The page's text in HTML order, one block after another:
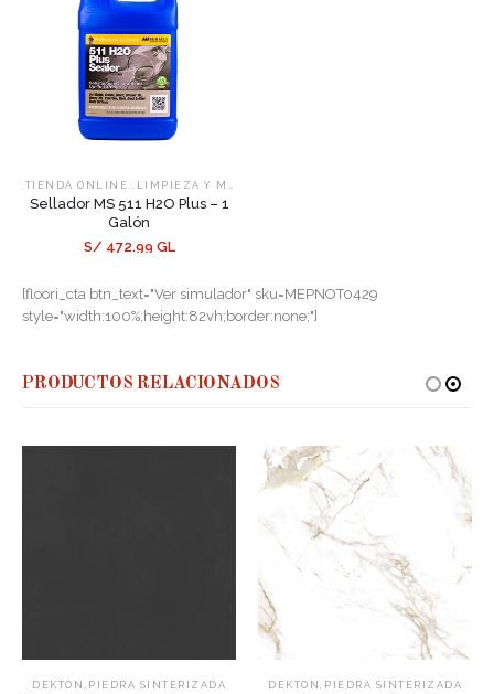
.TIENDA ONLINE. , LIMPIEZA Y MANTENIMIENTO
Sellador MS 511 H2O Plus – 1
Galón
S/ 472.99 GL
[floori_cta btn_text="Ver simulador" sku=MEPNOT0429
style="width:100%;height:82vh;border:none;"]
PRODUCTOS RELACIONADOS
DEKTON PIEDRA SINTERIZADA DEKTON PIEDRA SINTERIZADA